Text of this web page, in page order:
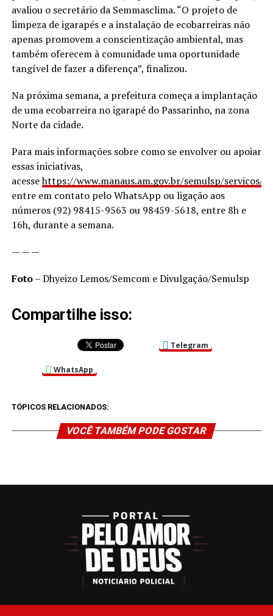
avaliou o secretário da Semmasclima. “O projeto de
limpeza de igarapés e a instalação de ecobarreiras não
apenas promovem a conscientização ambiental, mas
também oferecem à comunidade uma oportunidade
tangível de fazer a diferença”, finalizou.
Na próxima semana, a prefeitura começa a implantação
de uma ecobarreira no igarapé do Passarinho, na zona
Norte da cidade.
Para mais informações sobre como se envolver ou apoiar
essas iniciativas,
acessehttps://www.manaus.am.gov.br/semulsp/servicos/
entre em contato pelo WhatsApp ou ligação aos
números (92) 98415-9563 ou 98459-5618, entre 8h e
16h, durante a semana.
— — —
Foto– Dhyeizo Lemos/Semcom e Divulgação/Semulsp
Compartilhe isso:
Telegram
WhatsApp
TÓPICOS RELACIONADOS:
VOCÊ TAMBÉM PODE GOSTAR